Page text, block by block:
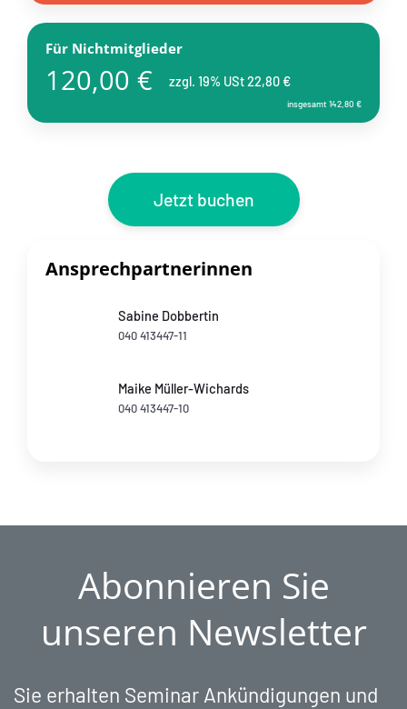
Für Nichtmitglieder
120,00 € zzgl. 19% USt 22,80 €
insgesamt 142,80 €
Jetzt buchen
Ansprechpartnerinnen
Sabine Dobbertin
040 413447-11
Maike Müller-Wichards
040 413447-10
Abonnieren Sie
unseren Newsletter
Sie erhalten Seminar Ankündigungen und